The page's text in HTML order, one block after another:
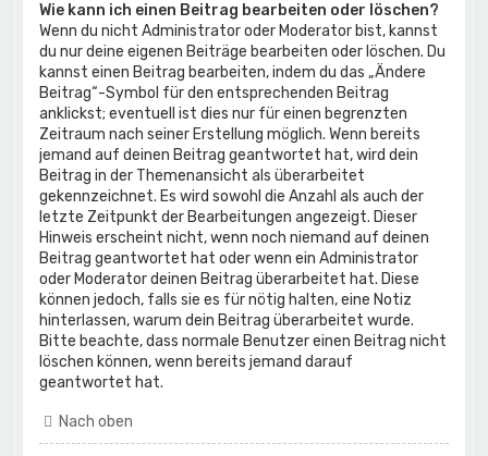
Wie kann ich einen Beitrag bearbeiten oder löschen?
Wenn du nicht Administrator oder Moderator bist, kannst
du nur deine eigenen Beiträge bearbeiten oder löschen. Du
kannst einen Beitrag bearbeiten, indem du das „Ändere
Beitrag“-Symbol für den entsprechenden Beitrag
anklickst; eventuell ist dies nur für einen begrenzten
Zeitraum nach seiner Erstellung möglich. Wenn bereits
jemand auf deinen Beitrag geantwortet hat, wird dein
Beitrag in der Themenansicht als überarbeitet
gekennzeichnet. Es wird sowohl die Anzahl als auch der
letzte Zeitpunkt der Bearbeitungen angezeigt. Dieser
Hinweis erscheint nicht, wenn noch niemand auf deinen
Beitrag geantwortet hat oder wenn ein Administrator
oder Moderator deinen Beitrag überarbeitet hat. Diese
können jedoch, falls sie es für nötig halten, eine Notiz
hinterlassen, warum dein Beitrag überarbeitet wurde.
Bitte beachte, dass normale Benutzer einen Beitrag nicht
löschen können, wenn bereits jemand darauf
geantwortet hat.
Nach oben